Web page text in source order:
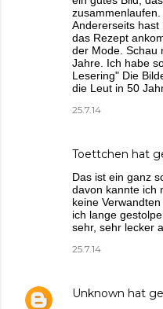
zusammenlaufen.
Andererseits hast
das Rezept
der Mode. Schau
Jahre. Ich habe
Lesering" Die
die Leut in 50
25.7.14
Toettchen hat
Das ist ein ganz
davon kannte ich
keine
ich lange
sehr, sehr lecker
25.7.14
Unknown hat